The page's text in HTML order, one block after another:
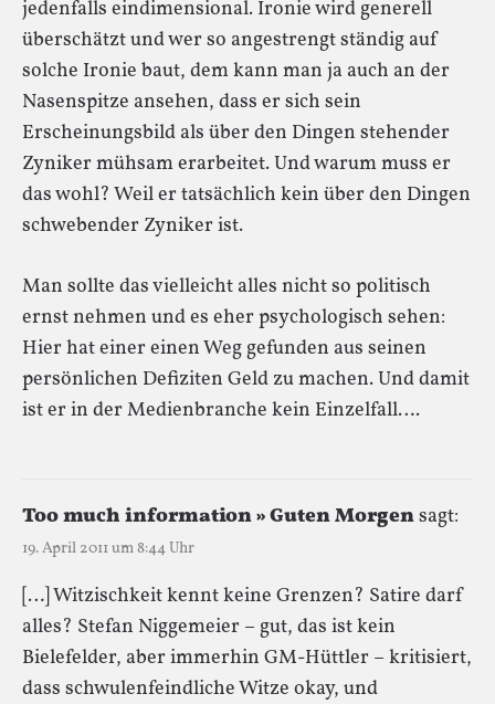
jedenfalls eindimensional. Ironie wird generell
überschätzt und wer so angestrengt ständig auf
solche Ironie baut, dem kann man ja auch an der
Nasenspitze ansehen, dass er sich sein
Erscheinungsbild als über den Dingen stehender
Zyniker mühsam erarbeitet. Und warum muss er
das wohl? Weil er tatsächlich kein über den Dingen
schwebender Zyniker ist.
Man sollte das vielleicht alles nicht so politisch
ernst nehmen und es eher psychologisch sehen:
Hier hat einer einen Weg gefunden aus seinen
persönlichen Defiziten Geld zu machen. Und damit
ist er in der Medienbranche kein Einzelfall….
Too much information » Guten Morgensagt:
19. April 2011 um 8:44 Uhr
[…] Witzischkeit kennt keine Grenzen? Satire darf
alles? Stefan Niggemeier – gut, das ist kein
Bielefelder, aber immerhin GM-Hüttler – kritisiert,
dass schwulenfeindliche Witze okay, und